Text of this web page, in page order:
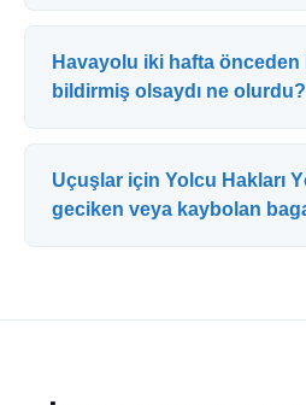
Havayolu iki hafta önceden
bildirmiş olsaydı ne olurdu?
Uçuşlar için Yolcu Hakları
geciken veya kaybolan